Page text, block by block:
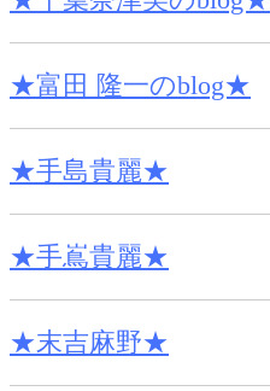
★富田 隆一のblog★
★手島貴麗★
★手嶌貴麗★
★末吉麻野★